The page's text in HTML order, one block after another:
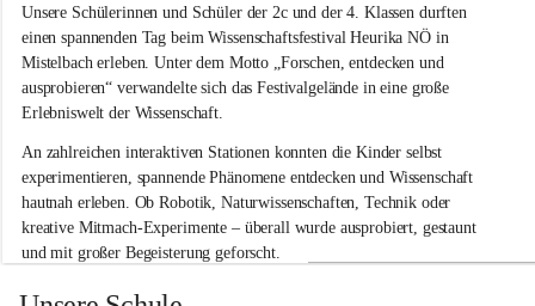
s
s
c
u
l
e
G
l
o
g
g
n
i
Unsere Schülerinnen und Schüler der 2c und der 4. Klassen durften
einen spannenden Tag beim Wissenschaftsfestival Heurika NÖ in
Mistelbach erleben. Unter dem Motto „Forschen, entdecken und
ausprobieren“ verwandelte sich das Festivalgelände in eine große
Erlebniswelt der Wissenschaft.
An zahlreichen interaktiven Stationen konnten die Kinder selbst
experimentieren, spannende Phänomene entdecken und Wissenschaft
hautnah erleben. Ob Robotik, Naturwissenschaften, Technik oder
kreative Mitmach-Experimente – überall wurde ausprobiert, gestaunt
und mit großer Begeisterung geforscht.
Besonders beeindruckend war, dass Wissenschaftlerinnen und